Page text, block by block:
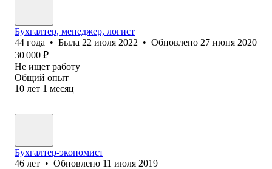
Бухгалтер, менеджер, логист
44 года • Была 22 июля 2022 • Обновлено 27 июня 2020
30 000 ₽
Не ищет работу
Общий опыт
10 лет 1 месяц
Бухгалтер-экономист
46 лет • Обновлено 11 июля 2019